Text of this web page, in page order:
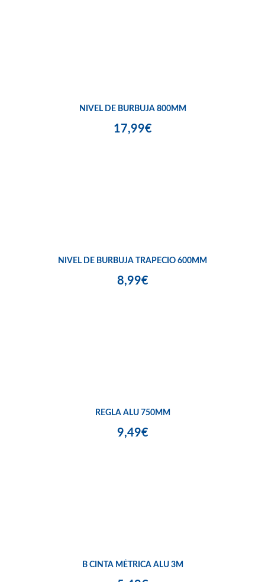
NIVEL DE BURBUJA 800MM
17,99€
NIVEL DE BURBUJA TRAPECIO 600MM
8,99€
REGLA ALU 750MM
9,49€
B CINTA MÉTRICA ALU 3M